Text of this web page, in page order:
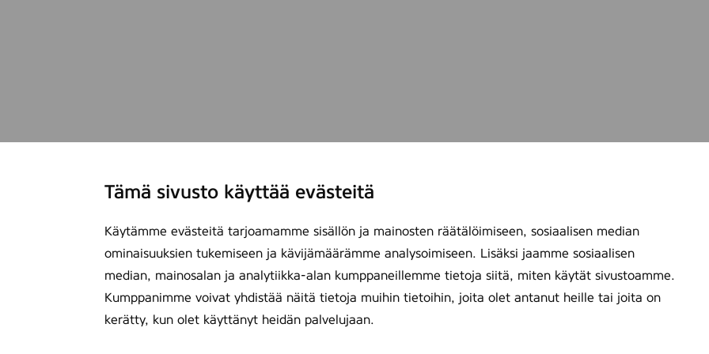
Tämä sivusto käyttää evästeitä
Käytämme evästeitä tarjoamamme sisällön ja mainosten räätälöimiseen, sosiaalisen median
ominaisuuksien tukemiseen ja kävijämäärämme analysoimiseen. Lisäksi jaamme sosiaalisen
median, mainosalan ja analytiikka-alan kumppaneillemme tietoja siitä, miten käytät sivustoamme.
Kumppanimme voivat yhdistää näitä tietoja muihin tietoihin, joita olet antanut heille tai joita on
kerätty, kun olet käyttänyt heidän palvelujaan.